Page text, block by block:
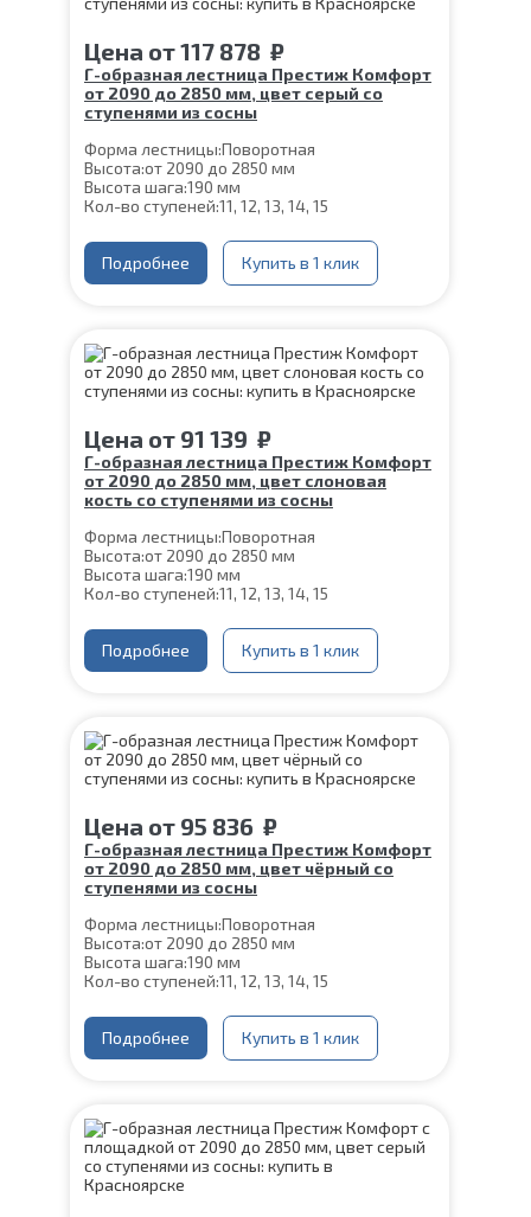
Цена от117 878 ₽
Г-образная лестница Престиж Комфорт
от 2090 до 2850 мм, цвет серый со
ступенями из сосны
Форма лестницы:Поворотная
Высота:от 2090 до 2850 мм
Высота шага:190 мм
Кол-во ступеней:11, 12, 13, 14, 15
Глубина ступени:
300 мм
Ширина марша:
900 мм
Материал каркаса:Сталь
Угол наклона: 39°
Срок гарантии (на металлокаркас): 25 лет
Подробнее Купить в 1 клик
Цена от 91 139 ₽
Г-образная лестница Престиж Комфорт
от 2090 до 2850 мм, цвет слоновая
кость со ступенями из сосны
Форма лестницы:Поворотная
Высота:от 2090 до 2850 мм
Высота шага:190 мм
Кол-во ступеней:11, 12, 13, 14, 15
Глубина ступени:
300 мм
Ширина марша:
900 мм
Материал каркаса:Сталь
Угол наклона: 39°
Срок гарантии (на металлокаркас):25 лет
Подробнее Купить в 1 клик
Цена от 95 836 ₽
Г-образная лестница Престиж Комфорт
от 2090 до 2850 мм, цвет чёрный со
ступенями из сосны
Форма лестницы:Поворотная
Высота:от 2090 до 2850 мм
Высота шага:190 мм
Кол-во ступеней:11, 12, 13, 14, 15
Глубина ступени:
300 мм
Ширина марша:
900 мм
Материал каркаса:Сталь
Угол наклона: 39°
Срок гарантии (на металлокаркас):25 лет
Подробнее Купить в 1 клик